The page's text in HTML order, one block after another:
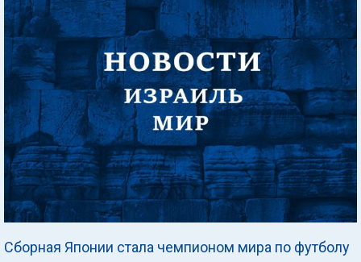
Сборная Японии стала чемпионом мира по футболу